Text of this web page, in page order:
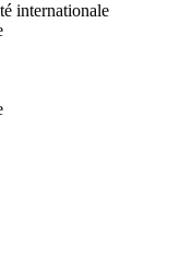
internationale